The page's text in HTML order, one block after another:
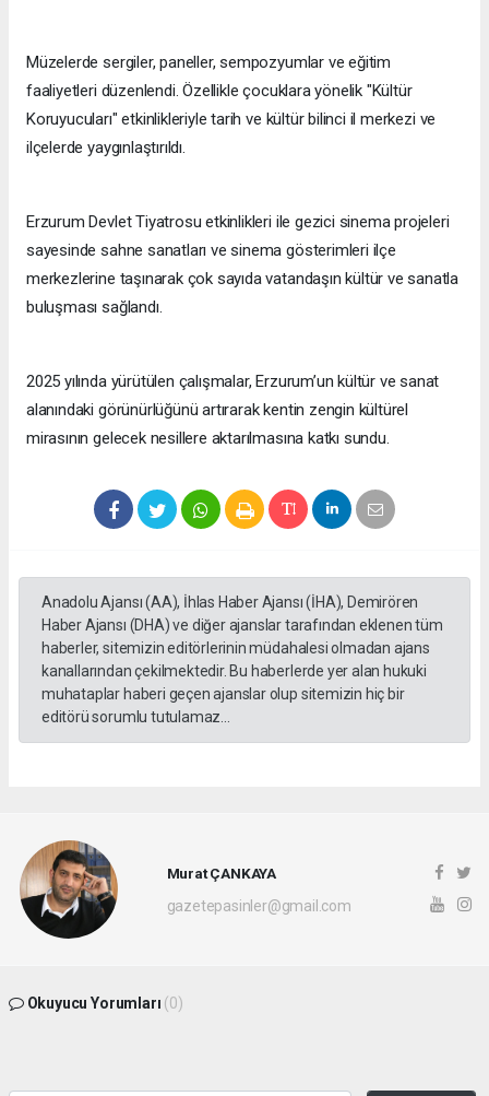
Müzelerde sergiler, paneller, sempozyumlar ve eğitim
faaliyetleri düzenlendi. Özellikle çocuklara yönelik "Kültür
Koruyucuları" etkinlikleriyle tarih ve kültür bilinci il merkezi ve
ilçelerde yaygınlaştırıldı.
Erzurum Devlet Tiyatrosu etkinlikleri ile gezici sinema projeleri
sayesinde sahne sanatları ve sinema gösterimleri ilçe
merkezlerine taşınarak çok sayıda vatandaşın kültür ve sanatla
buluşması sağlandı.
2025 yılında yürütülen çalışmalar, Erzurum’un kültür ve sanat
alanındaki görünürlüğünü artırarak kentin zengin kültürel
mirasının gelecek nesillere aktarılmasına katkı sundu.
Anadolu Ajansı (AA), İhlas Haber Ajansı (İHA), Demirören
Haber Ajansı (DHA) ve diğer ajanslar tarafından eklenen tüm
haberler, sitemizin editörlerinin müdahalesi olmadan ajans
kanallarından çekilmektedir. Bu haberlerde yer alan hukuki
muhataplar haberi geçen ajanslar olup sitemizin hiç bir
editörü sorumlu tutulamaz...
Murat ÇANKAYA
gazetepasinler@gmail.com
Okuyucu Yorumları (0)